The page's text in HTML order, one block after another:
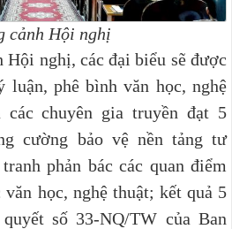
cảnh Hội nghị
nghị, các đại biểu sẽ được
luận, phê bình văn học, nghệ
các chuyên gia truyền đạt 5
cường bảo vệ nền tảng tư
phản bác các quan điểm
học, nghệ thuật; kết quả 5
số 33-NQ/TW của Ban